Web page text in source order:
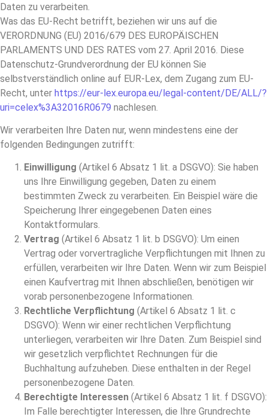
Daten zu verarbeiten.
Was das EU-Recht betrifft, beziehen wir uns auf die
VERORDNUNG (EU) 2016/679 DES EUROPÄISCHEN
PARLAMENTS UND DES RATES vom 27. April 2016. Diese
Datenschutz-Grundverordnung der EU können Sie
selbstverständlich online auf EUR-Lex, dem Zugang zum EU-
Recht, unter https://eur-lex.europa.eu/legal-content/DE/ALL/?
uri=celex%3A32016R0679 nachlesen.
Wir verarbeiten Ihre Daten nur, wenn mindestens eine der
folgenden Bedingungen zutrifft:
Einwilligung (Artikel 6 Absatz 1 lit. a DSGVO): Sie haben
uns Ihre Einwilligung gegeben, Daten zu einem
bestimmten Zweck zu verarbeiten. Ein Beispiel wäre die
Speicherung Ihrer eingegebenen Daten eines
Kontaktformulars.
Vertrag (Artikel 6 Absatz 1 lit. b DSGVO): Um einen
Vertrag oder vorvertragliche Verpflichtungen mit Ihnen zu
erfüllen, verarbeiten wir Ihre Daten. Wenn wir zum Beispiel
einen Kaufvertrag mit Ihnen abschließen, benötigen wir
vorab personenbezogene Informationen.
Rechtliche Verpflichtung (Artikel 6 Absatz 1 lit. c
DSGVO): Wenn wir einer rechtlichen Verpflichtung
unterliegen, verarbeiten wir Ihre Daten. Zum Beispiel sind
wir gesetzlich verpflichtet Rechnungen für die
Buchhaltung aufzuheben. Diese enthalten in der Regel
personenbezogene Daten.
Berechtigte Interessen (Artikel 6 Absatz 1 lit. f DSGVO):
Im Falle berechtigter Interessen, die Ihre Grundrechte